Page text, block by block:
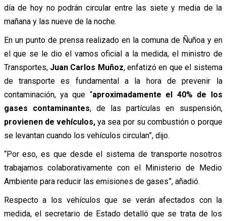
día de hoy no podrán circular entre las siete y media de la
mañana y las nueve de la noche.
En un punto de prensa realizado en la comuna de Ñuñoa y en
el que se le dio el vamos oficial a la medida, el ministro de
Transportes, Juan Carlos Muñoz, enfatizó en que el sistema
de transporte es fundamental a la hora de prevenir la
contaminación, ya que “aproximadamente el 40% de los
gases contaminantes, de las partículas en suspensión,
provienen de vehículos,ya sea por su combustión o porque
se levantan cuando los vehículos circulan”, dijo.
“Por eso, es que desde el sistema de transporte nosotros
trabajamos colaborativamente con el Ministerio de Medio
Ambiente para reducir las emisiones de gases”, añadió.
Respecto a los vehículos que se verán afectados con la
medida, el secretario de Estado detalló que se trata de los